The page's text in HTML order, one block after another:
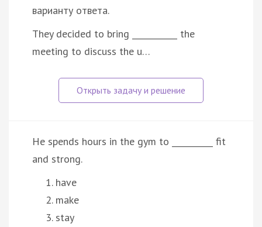
варианту ответа.
They decided to bring ___________ the
meeting to discuss the u…
He spends hours in the gym to __________ fit
and strong.
have
make
stay